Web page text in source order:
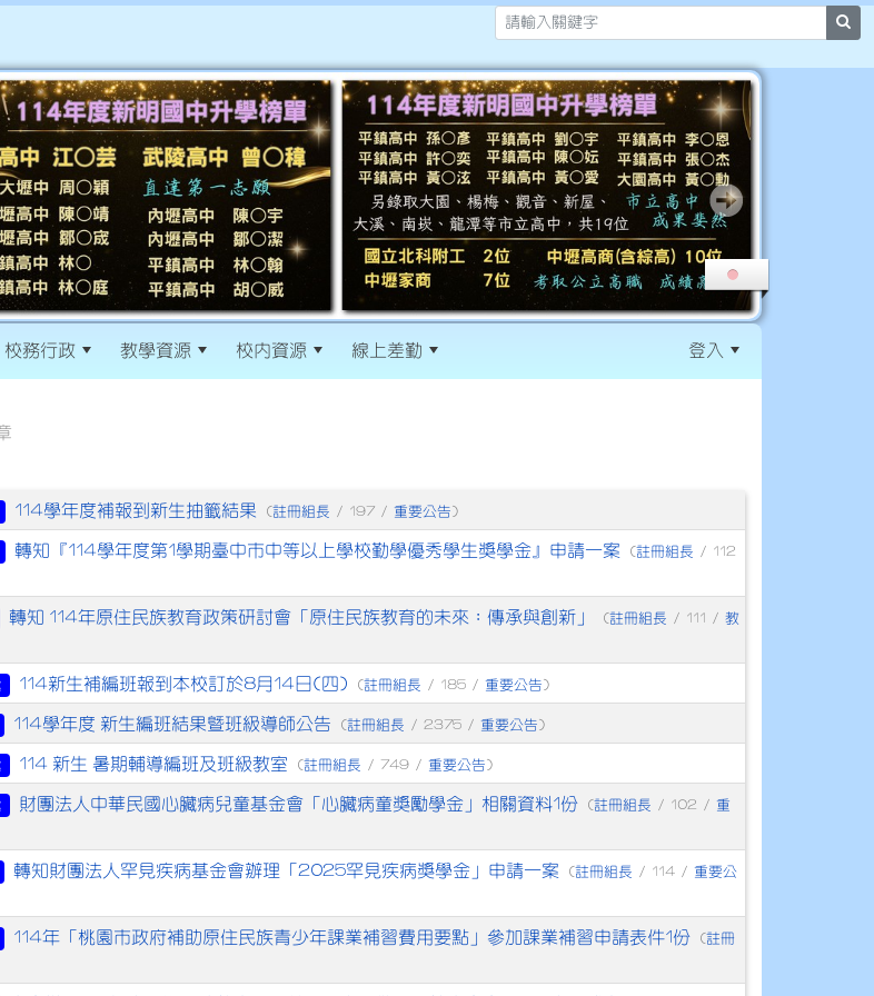
校務行政 教學資源 校內資源 線上差勤 登入
114學年度補報到新生抽籤結果 (註冊組長 / 197 / 重要公告 )
轉知『114學年度第1學期臺中市中等以上學校勤學優秀學生獎學金』申請一案 (註冊組長 / 112
轉知 114年原住民族教育政策研討會「原住民族教育的未來：傳承與創新」 (註冊組長 / 111 / 教
114新生補編班報到本校訂於8月14日(四) (註冊組長 / 185 / 重要公告 )
114學年度 新生編班結果暨班級導師公告 (註冊組長 / 2375 / 重要公告 )
114 新生 暑期輔導編班及班級教室 (註冊組長 / 749 / 重要公告 )
財團法人中華民國心臟病兒童基金會「心臟病童獎勵學金」相關資料1份 (註冊組長 / 102 / 重
轉知財團法人罕見疾病基金會辦理「2025罕見疾病獎學金」申請一案 (註冊組長 / 114 / 重要公
114年「桃園市政府補助原住民族青少年課業補習費用要點」參加課業補習申請表件1份 (註冊